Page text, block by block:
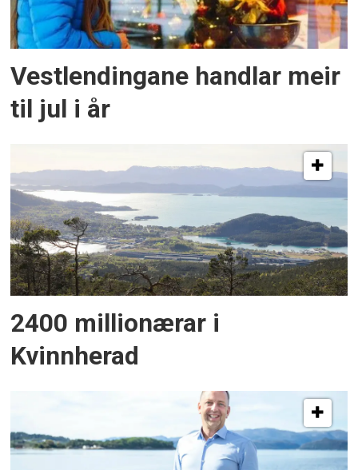
Vestlendingane handlar meir
til jul i år
2400 millionærar i
Kvinnherad